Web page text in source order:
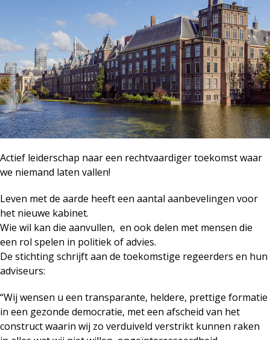
Actief leiderschap naar een rechtvaardiger toekomst waar
we niemand laten vallen!
Leven met de aarde heeft een aantal aanbevelingen voor
het nieuwe kabinet.
Wie wil kan die aanvullen, en ook delen met mensen die
een rol spelen in politiek of advies.
De stichting schrijft aan de toekomstige regeerders en hun
adviseurs:
“Wij wensen u een transparante, heldere, prettige formatie
in een gezonde democratie, met een afscheid van het
construct waarin wij zo verduiveld verstrikt kunnen raken